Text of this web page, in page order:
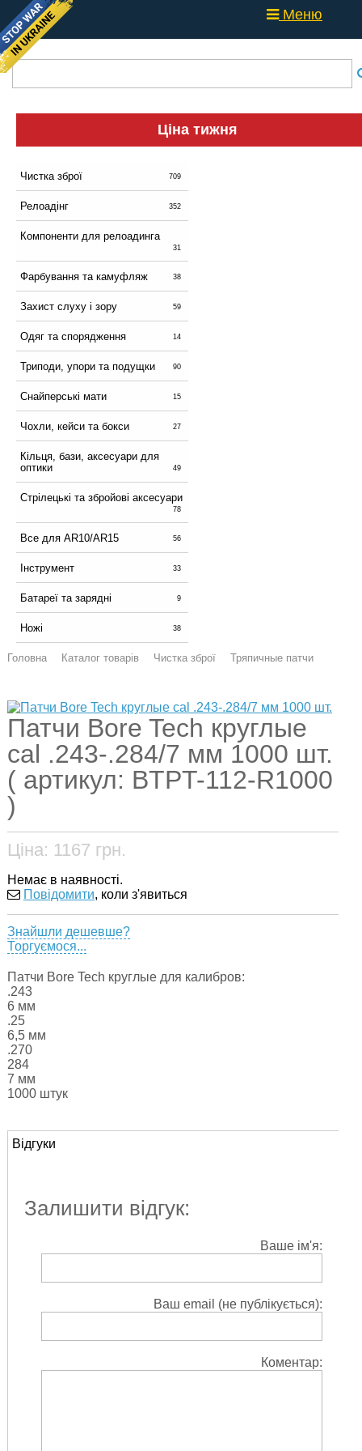
Меню
Ціна тижня
Чистка зброї 709
Релоадінг 352
Компоненти для релоадинга
31
Фарбування та камуфляж 38
Захист слуху і зору 59
Одяг та спорядження 14
Триподи, упори та подущки 90
Снайперські мати 15
Чохли, кейси та бокси 27
Кільця, бази, аксесуари для
оптики
49
Стрілецькі та збройові аксесуари
78
Все для AR10/AR15 56
Інструмент 33
Батареї та зарядні 9
Ножі 38
Головна Каталог товарів Чистка зброї Тряпичные патчи
Патчи Bore Tech круглые
cal .243-.284/7 мм 1000 шт.
( артикул: BTPT-112-R1000
)
Ціна: 1167 грн.
Немає в наявності.
Повідомити, коли з'явиться
Знайшли дешевше?
Торгуємося...
Патчи Bore Tech круглые для калибров:
.243
6 мм
.25
6,5 мм
.270
284
7 мм
1000 штук
Відгуки
Залишити відгук:
Ваше ім'я:
Ваш email (не публікується):
Коментар: